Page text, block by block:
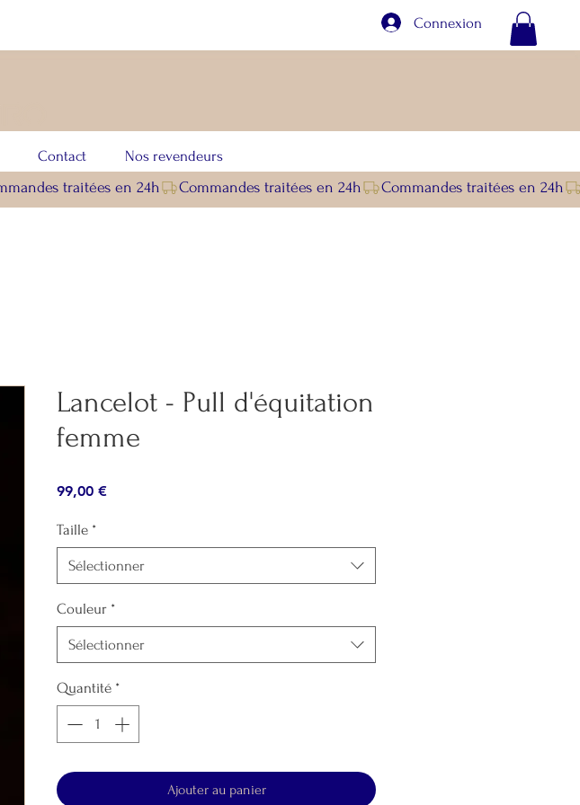
Connexion
Contact
Nos revendeurs
Lancelot - Pull d'équitation
femme
99,00 €Prix
Taille *
Sélectionner
Couleur *
Sélectionner
Quantité *
Ajouter au panier